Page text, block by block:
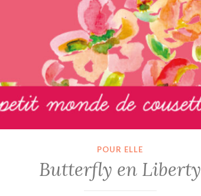
POUR ELLE
Butterfly en Liberty